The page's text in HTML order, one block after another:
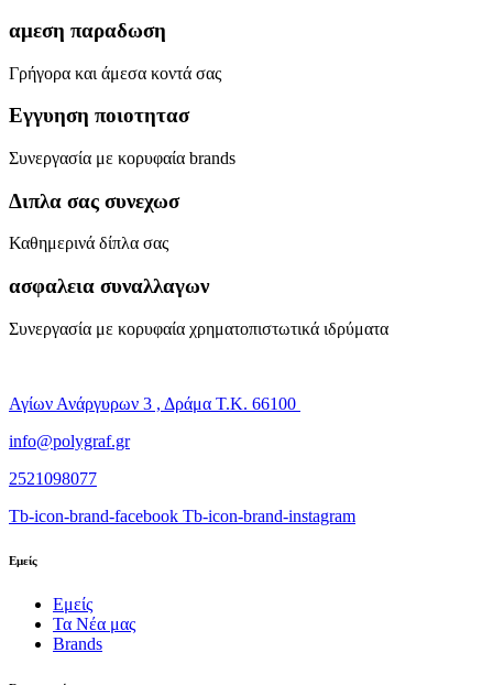
αμεση παραδωση
Γρήγορα και άμεσα κοντά σας
Εγγυηση ποιοτητασ
Συνεργασία με κορυφαία brands
Διπλα σας συνεχωσ
Καθημερινά δίπλα σας
ασφαλεια συναλλαγων
Συνεργασία με κορυφαία χρηματοπιστωτικά ιδρύματα
Αγίων Ανάργυρων 3 , Δράμα Τ.Κ. 66100
info@polygraf.gr
2521098077
Tb-icon-brand-facebook Tb-icon-brand-instagram
Εμείς
Εμείς
Τα Νέα μας
Brands